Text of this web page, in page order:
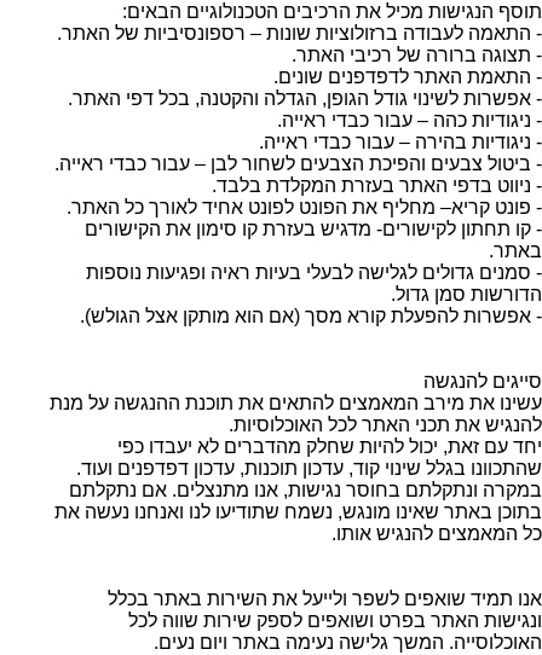
תוסף הנגישות מכיל את הרכיבים הטכנולוגיים הבאים:
- התאמה לעבודה ברזולוציות שונות – רספונסיביות של האתר.
- תצוגה ברורה של רכיבי האתר.
- התאמת האתר לדפדפנים שונים.
- אפשרות לשינוי גודל הגופן, הגדלה והקטנה, בכל דפי האתר.
- ניגודיות כהה – עבור כבדי ראייה.
- ניגודיות בהירה – עבור כבדי ראייה.
- ביטול צבעים והפיכת הצבעים לשחור לבן – עבור כבדי ראייה.
- ניווט בדפי האתר בעזרת המקלדת בלבד.
- פונט קריא– מחליף את הפונט לפונט אחיד לאורך כל האתר.
- קו תחתון לקישורים- מדגיש בעזרת קו סימון את הקישורים
באתר.
- סמנים גדולים לגלישה לבעלי בעיות ראיה ופגיעות נוספות
הדורשות סמן גדול.
- אפשרות להפעלת קורא מסך (אם הוא מותקן אצל הגולש).
סייגים להנגשה
עשינו את מירב המאמצים להתאים את תוכנת ההנגשה על מנת
להנגיש את תכני האתר לכל האוכלוסיות.
יחד עם זאת, יכול להיות שחלק מהדברים לא יעבדו כפי
שהתכוונו בגלל שינוי קוד, עדכון תוכנות, עדכון דפדפנים ועוד.
במקרה ונתקלתם בחוסר נגישות, אנו מתנצלים. אם נתקלתם
בתוכן באתר שאינו מונגש, נשמח שתודיעו לנו ואנחנו נעשה את
כל המאמצים להנגיש אותו.
אנו תמיד שואפים לשפר ולייעל את השירות באתר בכלל
ונגישות האתר בפרט ושואפים לספק שירות שווה לכל
האוכלוסייה. המשך גלישה נעימה באתר ויום נעים.